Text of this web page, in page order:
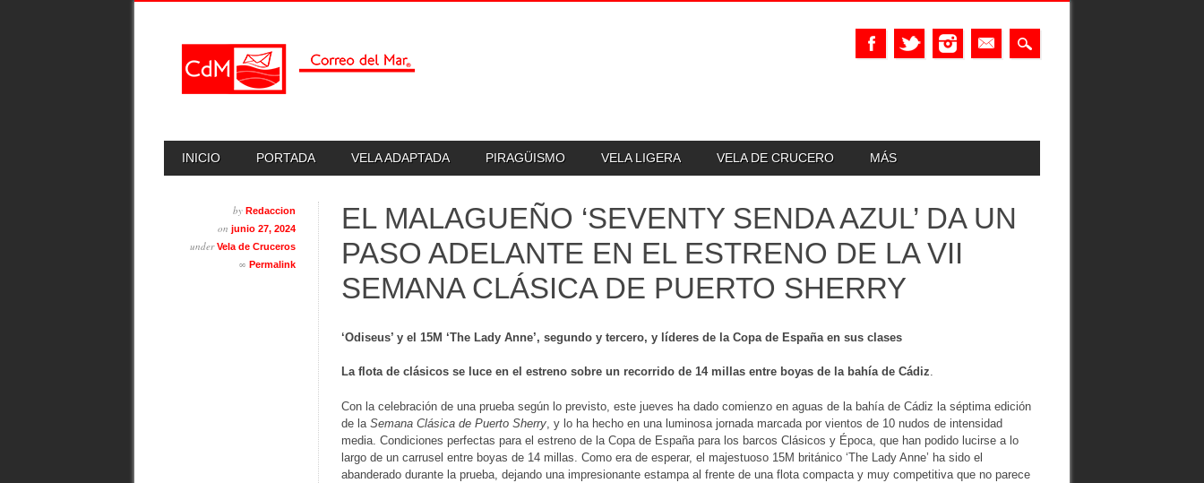
MAIN MENU
INICIO PORTADA VELA ADAPTADA PIRAGÜISMO VELA LIGERA VELA DE CRUCERO MÁS
by Redaccion
on junio 27, 2024
underVela de Cruceros
∞ Permalink
EL MALAGUEÑO ‘SEVENTY SENDA AZUL’ DA UN
PASO ADELANTE EN EL ESTRENO DE LA VII
SEMANA CLÁSICA DE PUERTO SHERRY
‘Odiseus’ y el 15M ‘The Lady Anne’, segundo y tercero, y líderes de la Copa de España en sus clases
La flota de clásicos se luce en el estreno sobre un recorrido de 14 millas entre boyas de la bahía de Cádiz.
Con la celebración de una prueba según lo previsto, este jueves ha dado comienzo en aguas de la bahía de Cádiz la séptima edición
de la Semana Clásica de Puerto Sherry , y lo ha hecho en una luminosa jornada marcada por vientos de 10 nudos de intensidad
media. Condiciones perfectas para el estreno de la Copa de España para los barcos Clásicos y Época, que han podido lucirse a lo
largo de un carrusel entre boyas de 14 millas. Como era de esperar, el majestuoso 15M británico ‘The Lady Anne’ ha sido el
abanderado durante la prueba, dejando una impresionante estampa al frente de una flota compacta y muy competitiva que no parece